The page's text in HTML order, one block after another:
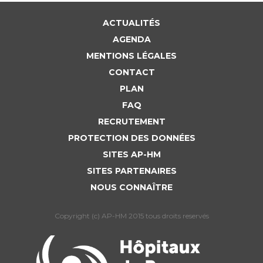
Nos indicateurs qualité et de sécurité des soins
Protection des données
Lieu de santé sans tabac
Liste des marchés conclus
ACTUALITÉS
AGENDA
MENTIONS LÉGALES
CONTACT
PLAN
FAQ
RECRUTEMENT
PROTECTION DES DONNÉES
SITES AP-HM
SITES PARTENAIRES
NOUS CONNAÎTRE
Copyright (c) AP-HM 2015 tous droits reservés